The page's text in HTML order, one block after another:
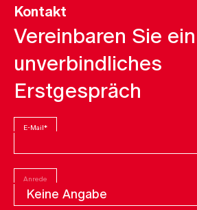
Kontakt
Vereinbaren Sie ein
unverbindliches
Erstgespräch
E-Mail*
Anrede